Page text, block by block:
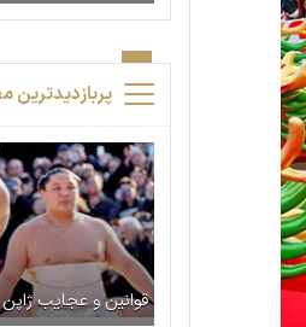
پربازدیدترین
قوانین و عجایب ژاپن